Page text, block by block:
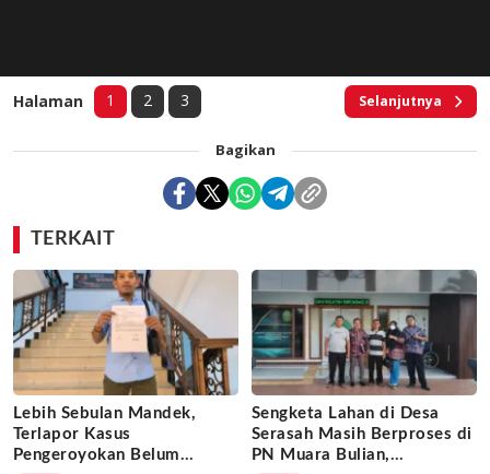
Halaman 1 2 3 Selanjutnya
Bagikan
TERKAIT
Lebih Sebulan Mandek,
Terlapor Kasus
Pengeroyokan Belum
Sengketa Lahan di Desa
Serasah Masih Berproses di
PN Muara Bulian,